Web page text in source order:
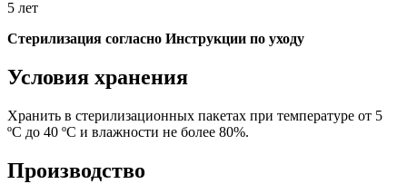
5 лет
Стерилизация согласно Инструкции по уходу
Условия хранения
Хранить в стерилизационных пакетах при температуре от 5
ºС до 40 ºС и влажности не более 80%.
Производство